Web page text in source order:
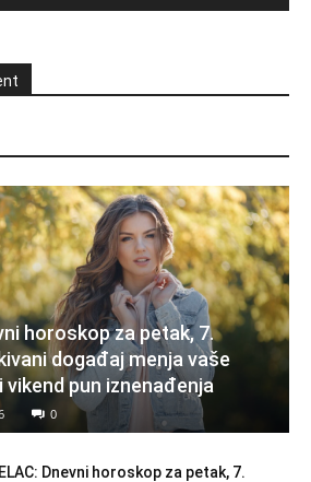
horoskop za petak, 7.
događaj menja vaše
vikend pun iznenađenja
0
Dnevni horoskop za petak, 7.